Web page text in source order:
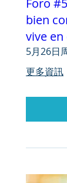
bien
vive
5月26日
更多資訊